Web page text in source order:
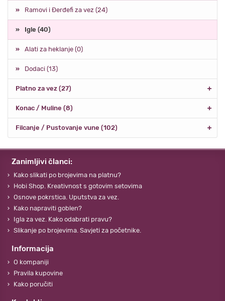
Ramovi i Đerđefi za vez (24)
Igle (40)
Alati za heklanje (0)
Dodaci (13)
Platno za vez (27)
Konac / Muline (8)
Filcanje / Pustovanje vune (102)
Zanimljivi članci:
Kako slikati po brojevima na platnu?
Hobi Shop. Kreativnost s gotovim setovima
Osnove pokrstica. Uputstva za vez.
Kako napraviti goblen?
Igla za vez. Kako odabrati pravu?
Slikanje po brojevima. Savjeti za početnike.
Informacija
O kompaniji
Pravila kupovine
Kako poručiti